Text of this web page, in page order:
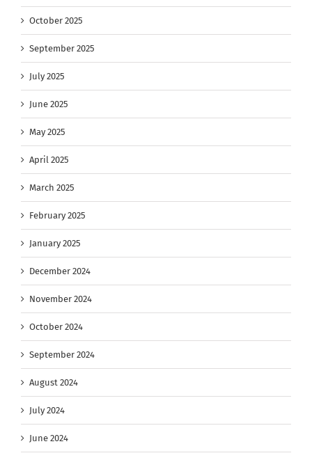
October 2025
September 2025
July 2025
June 2025
May 2025
April 2025
March 2025
February 2025
January 2025
December 2024
November 2024
October 2024
September 2024
August 2024
July 2024
June 2024